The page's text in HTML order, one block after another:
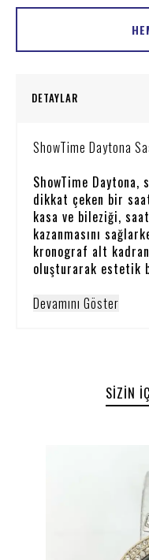
DETAYLAR
ShowTime Daytona
ShowTime
dikkat çeken bir
kasa ve bileziği,
kazanmasını
kronograf alt
oluşturarak estetik
Devamını Göster
SIZIN